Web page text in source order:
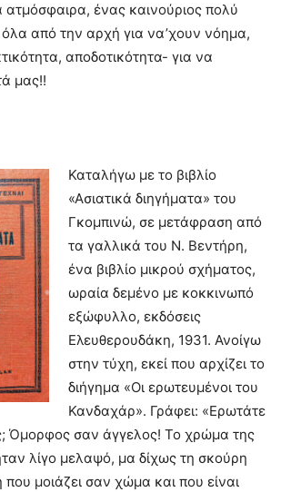
ατμόσφαιρα, ένας καινούριος πολύ
από την αρχή για να’χουν νόημα,
αποδοτικότητα- για να
μας!!
Καταλήγω με το βιβλίο
«Ασιατικά διηγήματα» του
Γκομπινώ, σε μετάφραση από
τα γαλλικά του Ν. Βεντήρη,
ένα βιβλίο μικρού σχήματος,
ωραία δεμένο με κοκκινωπό
εξώφυλλο, εκδόσεις
Ελευθερουδάκη, 1931. Ανοίγω
στην τύχη, εκεί που αρχίζει το
διήγημα «Οι ερωτευμένοι του
Κανδαχάρ». Γράφει: «Ερωτάτε
Όμορφος σαν άγγελος! Το χρώμα της
λίγο μελαψό, μα δίχως τη σκούρη
μοιάζει σαν χώμα και που είναι